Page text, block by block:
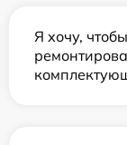
Я хочу,